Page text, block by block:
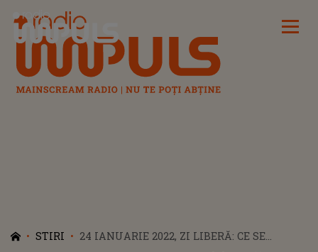
Radio Impuls
STIRI
24 IANUARIE 2022, ZI LIBERĂ: CE SE